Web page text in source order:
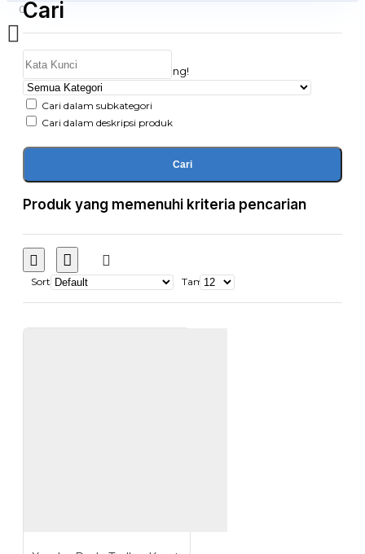
0
Daftar belanja Anda kosong!
Cari
Cari dalam subkategori
Cari dalam deskripsi produk
Cari
Produk yang memenuhi kriteria pencarian
Sort Tampilkan: